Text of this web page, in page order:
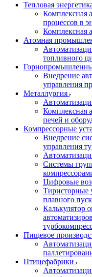
Тепловая
Комплексная
процессов в
Комплексная
Атомная
топливного
Внедрение
управления
Металлургия
Комплексная
печей и
Компрессорные
Внедрение
управления
Системы
Цифровые
Тиристорные
плавного
Калькулятор
Пищевое
Птицефабрики